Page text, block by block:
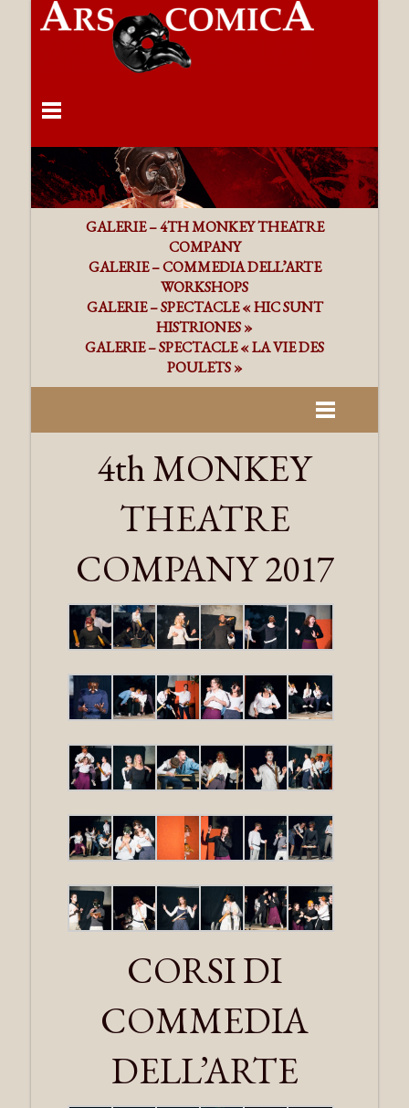
GALERIE – 4TH MONKEY THEATRE
COMPANY
GALERIE – COMMEDIA DELL’ARTE
WORKSHOPS
GALERIE – SPECTACLE « HIC SUNT
HISTRIONES »
GALERIE – SPECTACLE « LA VIE DES
POULETS »
4th MONKEY
THEATRE
COMPANY 2017
CORSI DI
COMMEDIA
DELL’ARTE